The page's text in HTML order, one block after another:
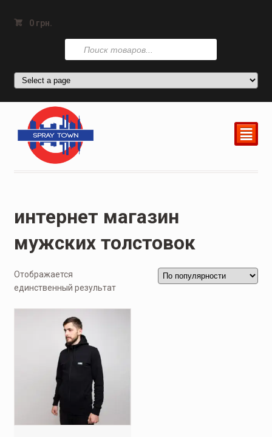
0 грн.
Поиск
товаров
²
интернет магазин
мужских толстовок
Отображается
единственный результат